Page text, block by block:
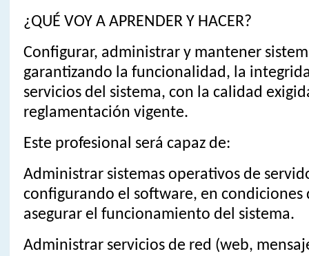
¿QUÉ VOY A APRENDER Y HACER?
Configurar, administrar y mantener
garantizando la funcionalidad, la
servicios del sistema, con la calidad
reglamentación vigente.
Este profesional será capaz de:
Administrar sistemas operativos de
configurando el software, en condiciones
asegurar el funcionamiento del sistema.
Administrar servicios de red (web,